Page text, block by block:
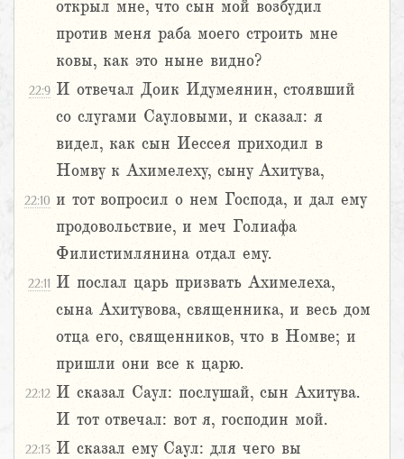
открыл мне, что сын мой возбудил
против меня раба моего строить мне
ковы, как это ныне видно?
22:9 И отвечал Доик Идумеянин, стоявший
со слугами Сауловыми, и сказал: я
видел, как сын Иессея приходил в
Номву к Ахимелеху, сыну Ахитува,
22:10 и тот вопросил о нем Господа, и дал ему
продовольствие, и меч Голиафа
Филистимлянина отдал ему.
22:11 И послал царь призвать Ахимелеха,
сына Ахитувова, священника, и весь дом
отца его, священников, что в Номве; и
пришли они все к царю.
22:12 И сказал Саул: послушай, сын Ахитува.
И тот отвечал: вот я, господин мой.
22:13 И сказал ему Саул: для чего вы